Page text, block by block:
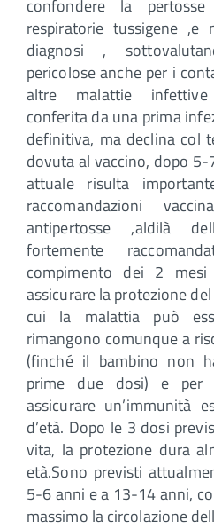
confondere la
respiratorie tussigene
diagnosi ,
pericolose anche per i
altre malattie
conferita da una prima
definitiva, ma declina col
dovuta al vaccino, dopo
attuale risulta
raccomandazioni
antipertosse ,aldilà
fortemente
compimento dei 2
assicurare la protezione
cui la malattia può
rimangono comunque a
(finché il bambino non
prime due dosi) e per
assicurare un’immunità
d’età. Dopo le 3 dosi
vita, la protezione dura
età.Sono previsti
5-6 anni e a 13-14 anni,
massimo la circolazione